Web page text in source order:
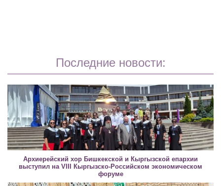
Последние новости:
Архиерейский хор Бишкекской и Кыргызской епархии
выступил на VIII Кыргызско-Российском экономическом
форуме